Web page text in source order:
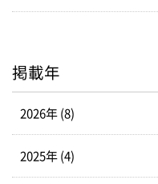
掲載年
2026年 (8)
2025年 (4)